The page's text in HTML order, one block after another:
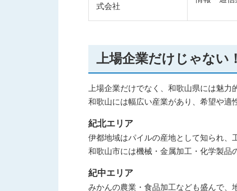
式会社
上場企業だけじゃない
上場企業だけでなく、和歌山県には魅力
和歌山には幅広い産業があり、希望や適
紀北エリア
伊都地域はパイルの産地として知られ、
和歌山市には機械・金属加工・化学製品
紀中エリア
みかんの農業・食品加工なども盛んで、